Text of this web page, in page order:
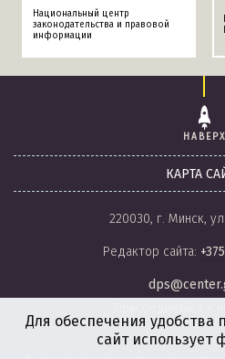
Национальный центр
законодательства и правовой
информации
НАВЕРХ
КАРТА
220030, г. Минск,
Редактор сайта:
Для обеспечения удобства
сайт использует